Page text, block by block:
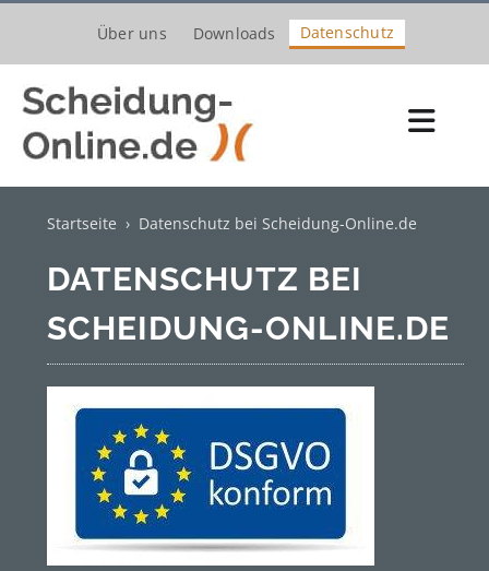
springen
Über uns Downloads Datenschutz
Trennung
Unterhalt
Ehewohnung
Startseite › Datenschutz bei Scheidung-Online.de
DATENSCHUTZ BEI
SCHEIDUNG-ONLINE.DE